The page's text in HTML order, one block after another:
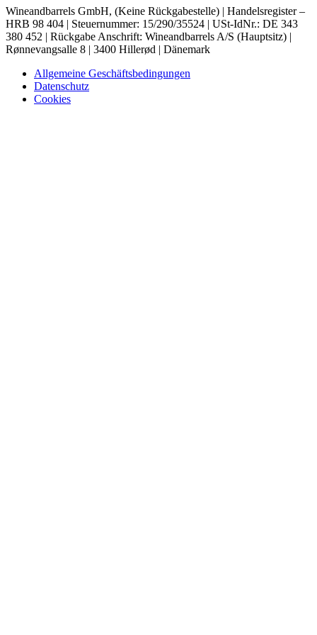
Wineandbarrels GmbH, (Keine Rückgabestelle) | Handelsregister –
HRB 98 404 | Steuernummer: 15/290/35524 | USt-IdNr.: DE 343
380 452 | Rückgabe Anschrift: Wineandbarrels A/S (Hauptsitz) |
Rønnevangsalle 8 | 3400 Hillerød | Dänemark
Allgemeine Geschäftsbedingungen
Datenschutz
Cookies